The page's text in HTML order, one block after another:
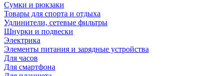
Сумки и рюкзаки
Товары для спорта и отдыха
Удлинители, сетевые фильтры
Шнурки и подвески
Электрика
Элементы питания и зарядные устройства
Для часов
Для смартфона